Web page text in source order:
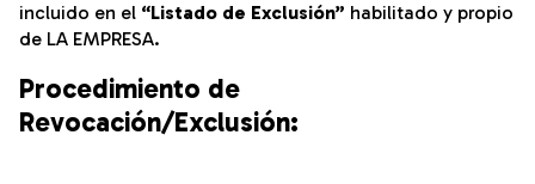
incluido en el “Listado de Exclusión” habilitado y propio
de LA EMPRESA.
Procedimiento de
Revocación/Exclusión: